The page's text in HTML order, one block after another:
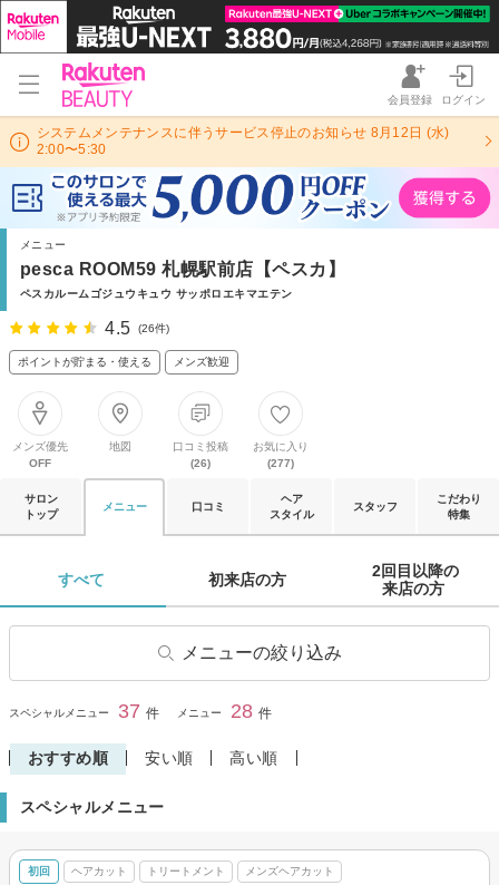
会員登録 ログイン
システムメンテナンスに伴うサービス停止のお知らせ 8月12日 (水)
2:00〜5:30
メニュー
pesca ROOM59 札幌駅前店【ペスカ】
ペスカルームゴジュウキュウ サッポロエキマエテン
4.5 (26件)
ポイントが貯まる・使える メンズ歓迎
メンズ優先
OFF
地図
口コミ投稿
(26)
お気に入り
(277)
サロン
トップ
メニュー 口コミ
ヘア
スタイル
スタッフ
こだわり
特集
すべて 初来店の方
2回目以降の
来店の方
メニューの絞り込み
ヘアカット
ヘナ・オーガニックカラー
縮毛矯正
その他(ヘア) メンズヘアカット
閉じる
スペシャルメニュー 37 件 メニュー 28 件
おすすめ順 安い順 高い順
スペシャルメニュー
初回 ヘアカット トリートメント メンズヘアカット